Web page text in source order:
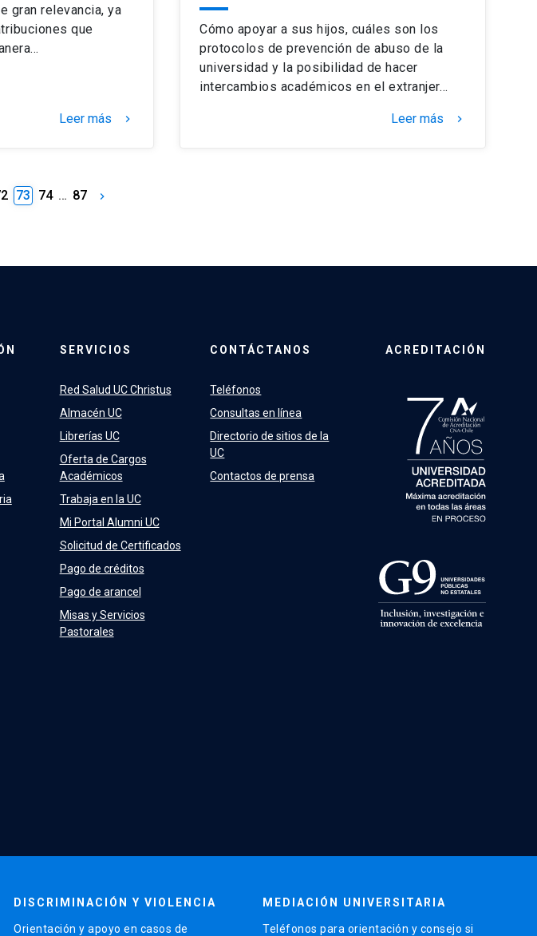
gran relevancia, ya
que
Leer más keyboard_arrow_right
Cómo apoyar a sus hijos, cuáles son los
protocolos de prevención de abuso de la
universidad y la posibilidad de hacer
intercambios académicos en el extranjer…
Leer más keyboard_arrow_right
73 74 … 87 keyboard_arrow_right
SERVICIOS
Red Salud UC Christus
Almacén UC
Librerías UC
Oferta de Cargos
Académicos
Trabaja en la UC
Mi Portal Alumni UC
Solicitud de Certificados
Pago de créditos
Pago de arancel
Misas y Servicios
Pastorales
CONTÁCTANOS
Teléfonos
Consultas en línea
Directorio de sitios de la
UC
Contactos de prensa
ACREDITACIÓN
DISCRIMINACIÓN Y VIOLENCIA
Orientación y apoyo en casos de
MEDIACIÓN UNIVERSITARIA
Teléfonos para orientación y consejo si